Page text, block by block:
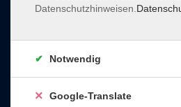
96450 Coburg
info@vhs-coburg.de
Datenschutzhinweisen.
Notwendig
Google-Translate